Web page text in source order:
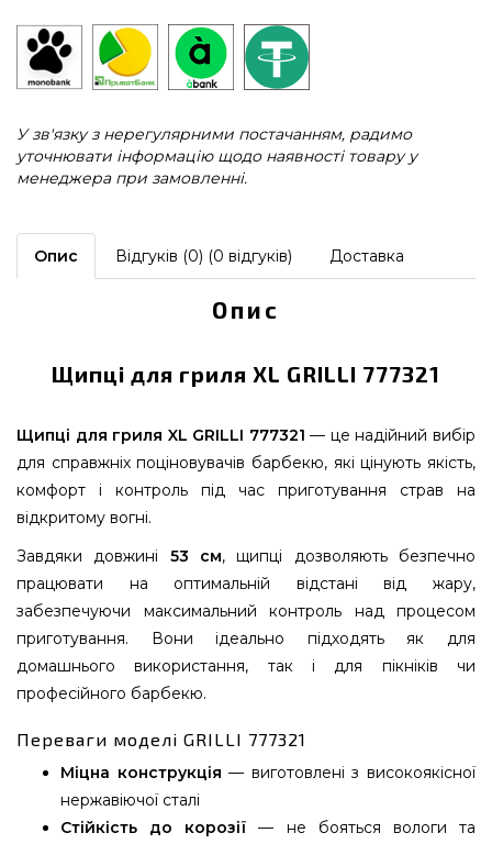
У зв'язку з нерегулярними постачанням, радимо
уточнювати інформацію щодо наявності товару у
менеджера при замовленні.
Опис Відгуків (0) (0 відгуків) Доставка
Опис
Щипці для гриля XL GRILLI 777321
Щипці для гриля XL GRILLI 777321 — це надійний вибір
для справжніх поціновувачів барбекю, які цінують якість,
комфорт і контроль під час приготування страв на
відкритому вогні.
Завдяки довжині 53 см, щипці дозволяють безпечно
працювати на оптимальній відстані від жару,
забезпечуючи максимальний контроль над процесом
приготування. Вони ідеально підходять як для
домашнього використання, так і для пікніків чи
професійного барбекю.
Переваги моделі GRILLI 777321
Міцна конструкція — виготовлені з високоякісної
нержавіючої сталі
Стійкість до корозії — не бояться вологи та